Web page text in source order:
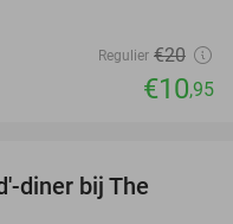
Regulier €20
€10,95
diner bij The